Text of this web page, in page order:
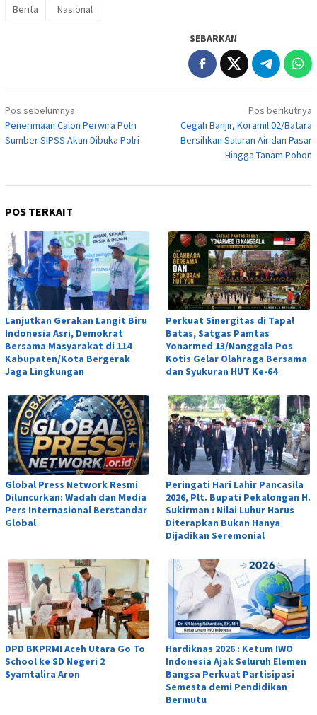
Berita Nasional
SEBARKAN
Navigasi
pos
Pos sebelumnya
Penerimaan Calon Perwira Polri
Sumber SIPSS Akan Dibuka Polri
Pos berikutnya
Cegah Banjir, Koramil 02/Batara
Bersihkan Saluran Air dan Pasar
Hingga Tanam Pohon
POS TERKAIT
Lanjutkan Gerakan Langit Biru
Indonesia Asri, Demokrat
Bersama Masyarakat di 114
Kabupaten/Kota Bergerak
Jaga Lingkungan
Perkuat Sinergitas di Tapal
Batas, Satgas Pamtas
Yonarmed 13/Nanggala Pos
Kotis Gelar Olahraga Bersama
dan Syukuran HUT Ke-64
Global Press Network Resmi
Diluncurkan: Wadah dan Media
Pers Internasional Berstandar
Global
Peringati Hari Lahir Pancasila
2026, Plt. Bupati Pekalongan H.
Sukirman : Nilai Luhur Harus
Diterapkan Bukan Hanya
Dijadikan Seremonial
DPD BKPRMI Aceh Utara Go To
School ke SD Negeri 2
Syamtalira Aron
Hardiknas 2026 : Ketum IWO
Indonesia Ajak Seluruh Elemen
Bangsa Perkuat Partisipasi
Semesta demi Pendidikan
Bermutu